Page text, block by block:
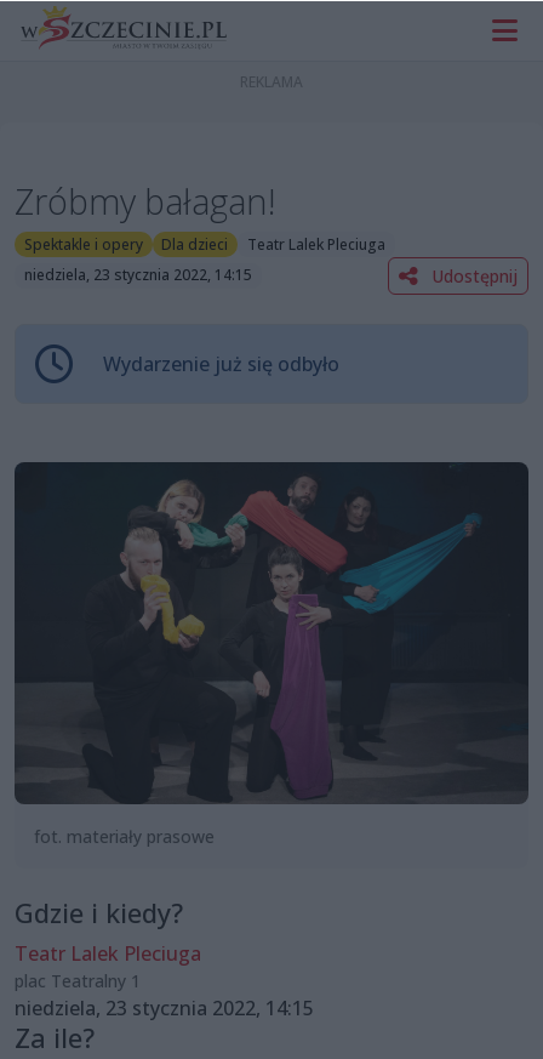
Zróbmy bałagan!
Spektakle i opery Dla dzieci
Teatr Lalek Pleciuga
niedziela, 23 stycznia 2022, 14:15
Udostępnij
Wydarzenie już się odbyło
fot. materiały prasowe
Gdzie i kiedy?
Teatr Lalek Pleciuga
plac Teatralny 1
niedziela, 23 stycznia 2022, 14:15
Za ile?